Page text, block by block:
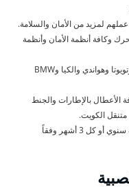
لمزيد من الأمان والسلامة.
وكافة أنظمة الأمان وأنظمة
نؤمن إطارات لكافة موديلات السيارات المرسيدس وتويوتا وهواندي والكيا وBMW
الأعطال بالإطارات والجنط
الكويت.
نقدم أيضاً خدمة الصيانة الدورية بشكل سنوي أو نصف سنوي أو كل 3 أشهر وفقاً